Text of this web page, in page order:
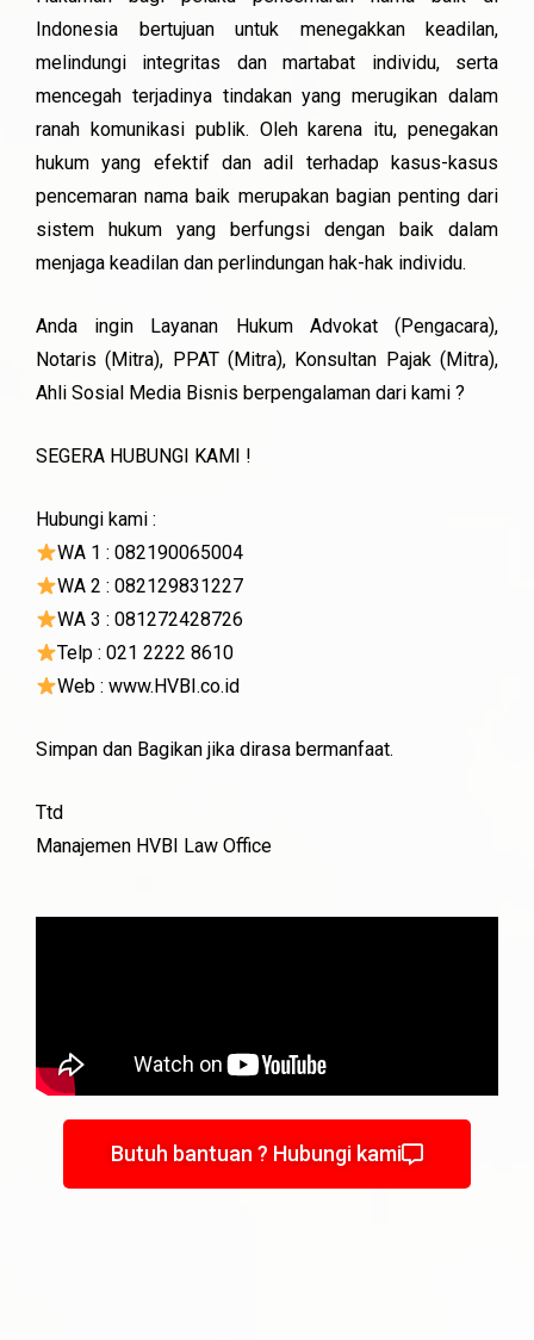
Indonesia bertujuan untuk menegakkan keadilan,
melindungi integritas dan martabat individu, serta
mencegah terjadinya tindakan yang merugikan dalam
ranah komunikasi publik. Oleh karena itu, penegakan
hukum yang efektif dan adil terhadap kasus-kasus
pencemaran nama baik merupakan bagian penting dari
sistem hukum yang berfungsi dengan baik dalam
menjaga keadilan dan perlindungan hak-hak individu.
Anda ingin Layanan Hukum Advokat (Pengacara),
Notaris (Mitra), PPAT (Mitra), Konsultan Pajak (Mitra),
Ahli Sosial Media Bisnis berpengalaman dari kami ?
SEGERA HUBUNGI KAMI !
Hubungi kami :
WA 1 : 082190065004
WA 2 : 082129831227
WA 3 : 081272428726
Telp : 021 2222 8610
Web : www.HVBI.co.id
Simpan dan Bagikan jika dirasa bermanfaat.
Ttd
Manajemen HVBI Law Office
Butuh bantuan ? Hubungi kami